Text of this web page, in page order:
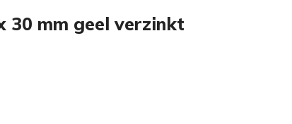
30 mm geel verzinkt